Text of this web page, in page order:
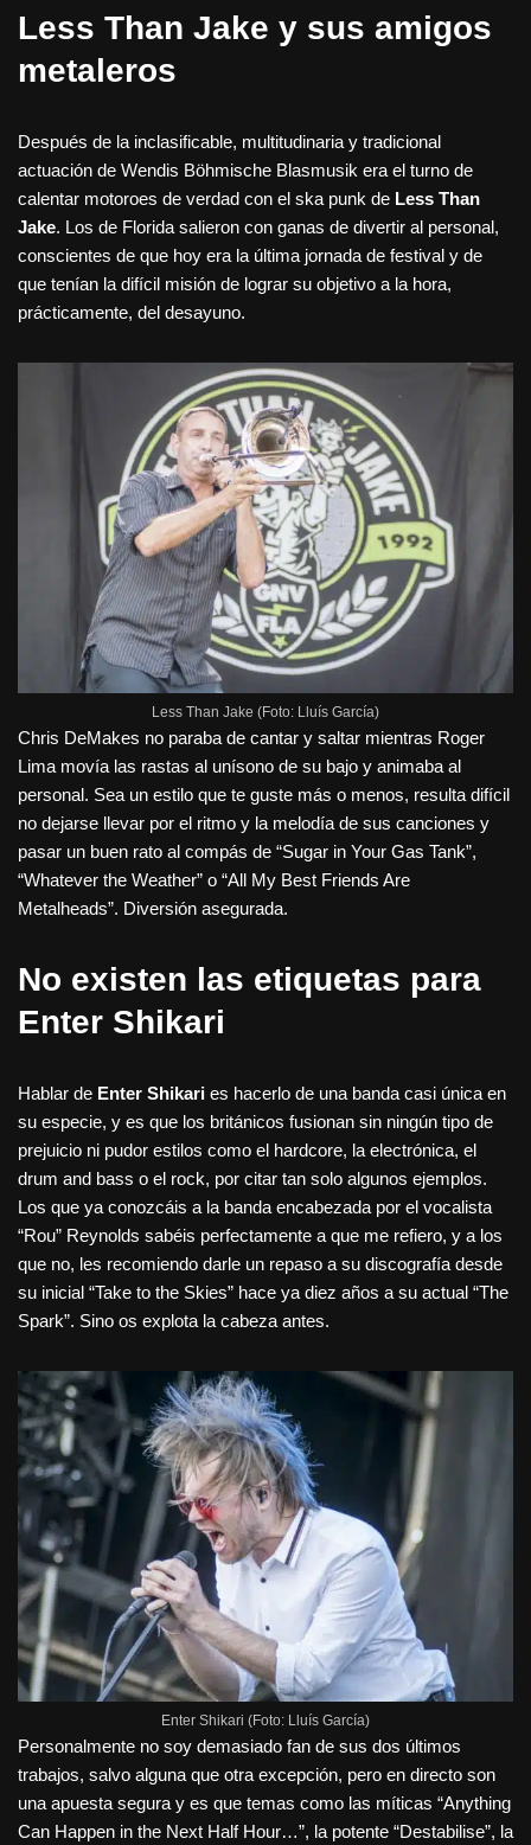
Less Than Jake y sus amigos
metaleros
Después de la inclasificable, multitudinaria y tradicional
actuación de Wendis Böhmische Blasmusik era el turno de
calentar motoroes de verdad con el ska punk de Less Than
Jake. Los de Florida salieron con ganas de divertir al personal,
conscientes de que hoy era la última jornada de festival y de
que tenían la difícil misión de lograr su objetivo a la hora,
prácticamente, del desayuno.
Less Than Jake (Foto: Lluís García)
Chris DeMakes no paraba de cantar y saltar mientras Roger
Lima movía las rastas al unísono de su bajo y animaba al
personal. Sea un estilo que te guste más o menos, resulta difícil
no dejarse llevar por el ritmo y la melodía de sus canciones y
pasar un buen rato al compás de “Sugar in Your Gas Tank”,
“Whatever the Weather” o “All My Best Friends Are
Metalheads”. Diversión asegurada.
No existen las etiquetas para
Enter Shikari
Hablar de Enter Shikari es hacerlo de una banda casi única en
su especie, y es que los británicos fusionan sin ningún tipo de
prejuicio ni pudor estilos como el hardcore, la electrónica, el
drum and bass o el rock, por citar tan solo algunos ejemplos.
Los que ya conozcáis a la banda encabezada por el vocalista
“Rou” Reynolds sabéis perfectamente a que me refiero, y a los
que no, les recomiendo darle un repaso a su discografía desde
su inicial “Take to the Skies” hace ya diez años a su actual “The
Spark”. Sino os explota la cabeza antes.
Enter Shikari (Foto: Lluís García)
Personalmente no soy demasiado fan de sus dos últimos
trabajos, salvo alguna que otra excepción, pero en directo son
una apuesta segura y es que temas como las míticas “Anything
Can Happen in the Next Half Hour…”, la potente “Destabilise”, la